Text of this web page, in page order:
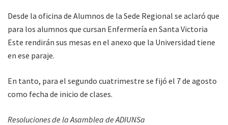
Desde la oficina de Alumnos de la Sede Regional se aclaró que
para los alumnos que cursan Enfermería en Santa Victoria
Este rendirán sus mesas en el anexo que la Universidad tiene
en ese paraje.
En tanto, para el segundo cuatrimestre se fijó el 7 de agosto
como fecha de inicio de clases.
Resoluciones de la Asamblea de ADIUNSa